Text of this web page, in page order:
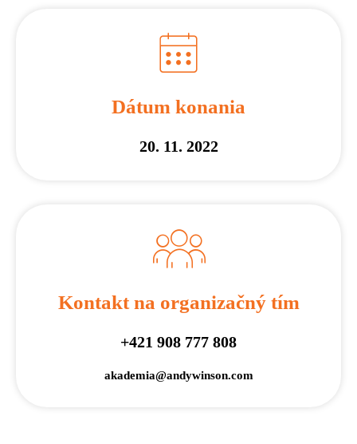
Dátum konania
20. 11. 2022
Kontakt na organizačný tím
+421 908 777 808
akademia@andywinson.com